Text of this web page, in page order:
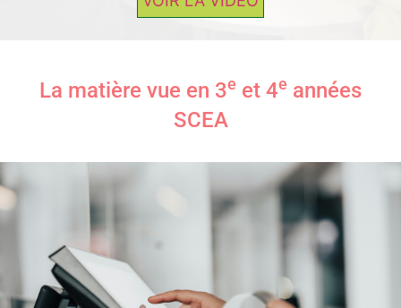
La matière vue en 3e et 4e années
SCEA